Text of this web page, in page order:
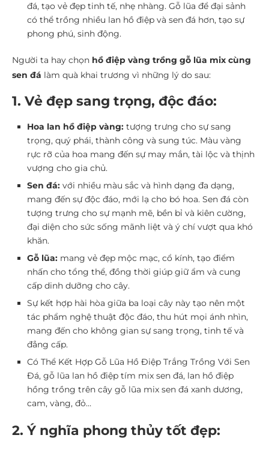
đá, tạo vẻ đẹp tinh tế, nhẹ nhàng. Gỗ lũa để đại sảnh
có thể trồng nhiều lan hồ điệp và sen đá hơn, tạo sự
phong phú, sinh động.
Người ta hay chọn hồ điệp vàng trồng gỗ lũa mix cùng
sen đá làm quà khai trương vì những lý do sau:
1. Vẻ đẹp sang trọng, độc đáo:
Hoa lan hồ điệp vàng: tượng trưng cho sự sang
trọng, quý phái, thành công và sung túc. Màu vàng
rực rỡ của hoa mang đến sự may mắn, tài lộc và thịnh
vượng cho gia chủ.
Sen đá: với nhiều màu sắc và hình dạng đa dạng,
mang đến sự độc đáo, mới lạ cho bó hoa. Sen đá còn
tượng trưng cho sự mạnh mẽ, bền bỉ và kiên cường,
đại diện cho sức sống mãnh liệt và ý chí vượt qua khó
khăn.
Gỗ lũa: mang vẻ đẹp mộc mạc, cổ kính, tạo điểm
nhấn cho tổng thể, đồng thời giúp giữ ẩm và cung
cấp dinh dưỡng cho cây.
Sự kết hợp hài hòa giữa ba loại cây này tạo nên một
tác phẩm nghệ thuật độc đáo, thu hút mọi ánh nhìn,
mang đến cho không gian sự sang trọng, tinh tế và
đẳng cấp.
Có Thể Kết Hợp Gỗ Lũa Hồ Điệp Trắng Trồng Với Sen
Đá, gỗ lũa lan hồ điệp tím mix sen đá, lan hồ điệp
hồng trồng trên cây gỗ lũa mix sen đá xanh dương,
cam, vàng, đỏ…
2. Ý nghĩa phong thủy tốt đẹp: